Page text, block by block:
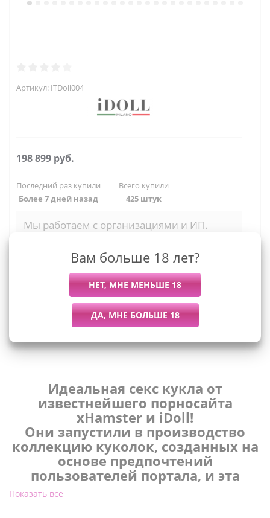
Артикул: ITDoll004
198 899 руб.
Последний раз купили
Более 7 дней назад
Всего купили
425 штук
Мы работаем с организациями и ИП.
Идеальная секс кукла от
известнейшего порносайта
xHamster и iDoll!
Они запустили в производство
коллекцию куколок, созданных на
основе предпочтений
пользователей портала, и эта
коллекция получила название
Показать все
Вам больше 18 лет?